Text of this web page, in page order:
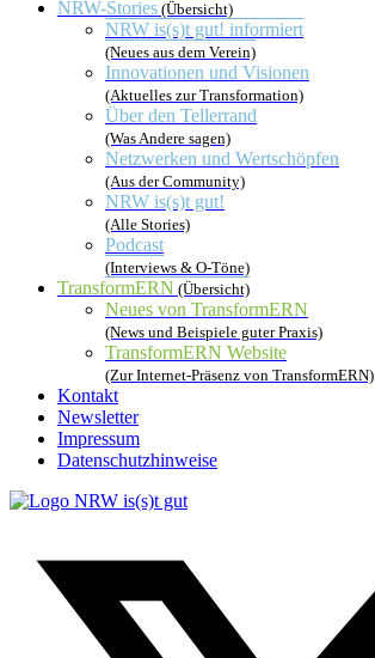
NRW-Stories (Übersicht)
NRW is(s)t gut! informiert
(Neues aus dem Verein)
Innovationen und Visionen
(Aktuelles zur Transformation)
Über den Tellerrand
(Was Andere sagen)
Netzwerken und Wertschöpfen
(Aus der Community)
NRW is(s)t gut!
(Alle Stories)
Podcast
(Interviews & O-Töne)
TransformERN (Übersicht)
Neues von TransformERN
(News und Beispiele guter Praxis)
TransformERN Website
(Zur Internet-Präsenz von TransformERN)
Kontakt
Newsletter
Impressum
Datenschutzhinweise